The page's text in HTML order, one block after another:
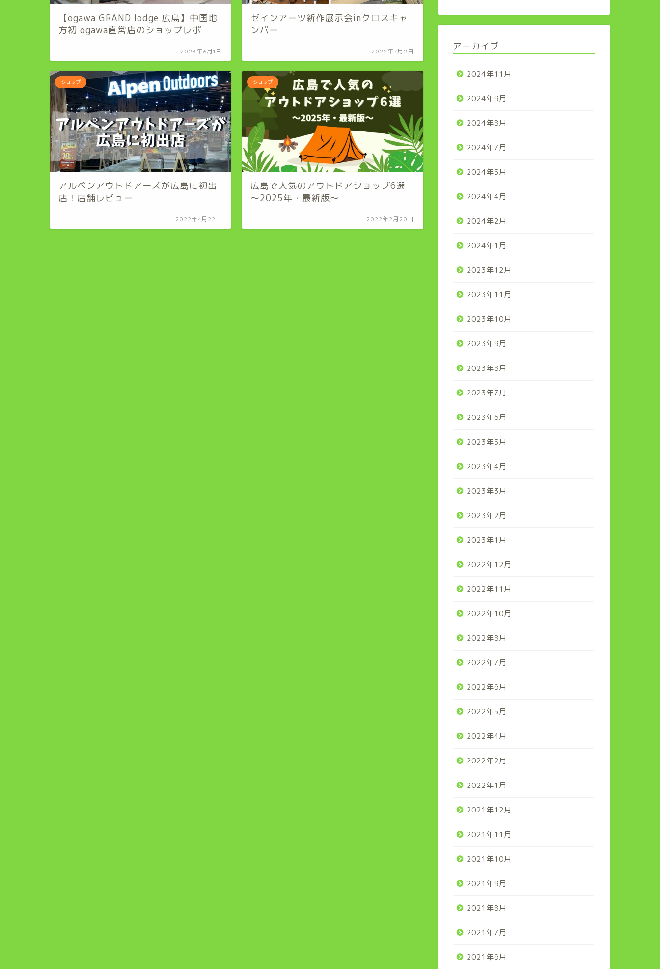
【ogawa GRAND lodge 広島】中国地
方初 ogawa直営店のショップレポ
2023年6月1日
ゼインアーツ新作展示会inクロスキャ
ンパー
2022年7月2日
ショップ
アルペンアウトドアーズが広島に初出
店！店舗レビュー
2022年4月22日
ショップ
広島で人気のアウトドアショップ6選
～2025年・最新版～
2022年2月20日
アーカイブ
2024年11月
2024年9月
2024年8月
2024年7月
2024年5月
2024年4月
2024年2月
2024年1月
2023年12月
2023年11月
2023年10月
2023年9月
2023年8月
2023年7月
2023年6月
2023年5月
2023年4月
2023年3月
2023年2月
2023年1月
2022年12月
2022年11月
2022年10月
2022年8月
2022年7月
2022年6月
2022年5月
2022年4月
2022年2月
2022年1月
2021年12月
2021年11月
2021年10月
2021年9月
2021年8月
2021年7月
2021年6月